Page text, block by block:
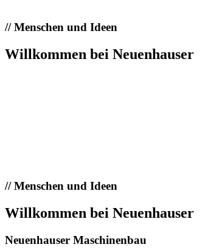
//Menschen und Ideen
Willkommen bei Neuenhauser
//Menschen und Ideen
Willkommen bei Neuenhauser
Neuenhauser Maschinenbau